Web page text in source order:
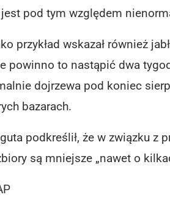
pod tym względem
przykład wskazał również
powinno to nastąpić dwa
dojrzewa pod koniec
bazarach.
podkreślił, że w związku z
są mniejsze „nawet o